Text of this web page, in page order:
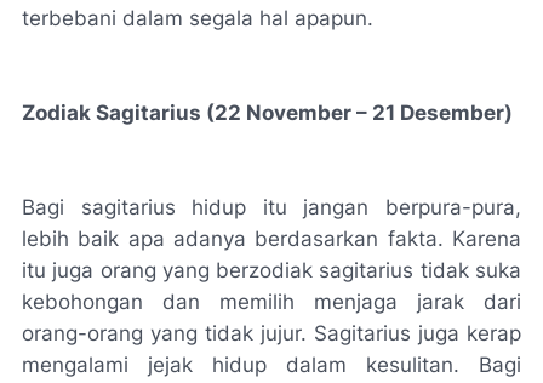
terbebani dalam segala hal apapun.
Zodiak Sagitarius (22 November – 21 Desember)
Bagi sagitarius hidup itu jangan berpura-pura,
lebih baik apa adanya berdasarkan fakta. Karena
itu juga orang yang berzodiak sagitarius tidak suka
kebohongan dan memilih menjaga jarak dari
orang-orang yang tidak jujur. Sagitarius juga kerap
mengalami jejak hidup dalam kesulitan. Bagi